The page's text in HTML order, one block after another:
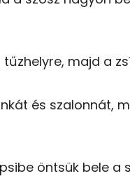
Kolin:
Tiamin - B1
Riboflavin
majd a
és szalonnát,
öntsük bele a